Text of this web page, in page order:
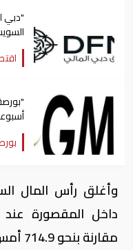
"دبي
وأغلق رأس المال
مقارنة بنحو 714.9 أمس.